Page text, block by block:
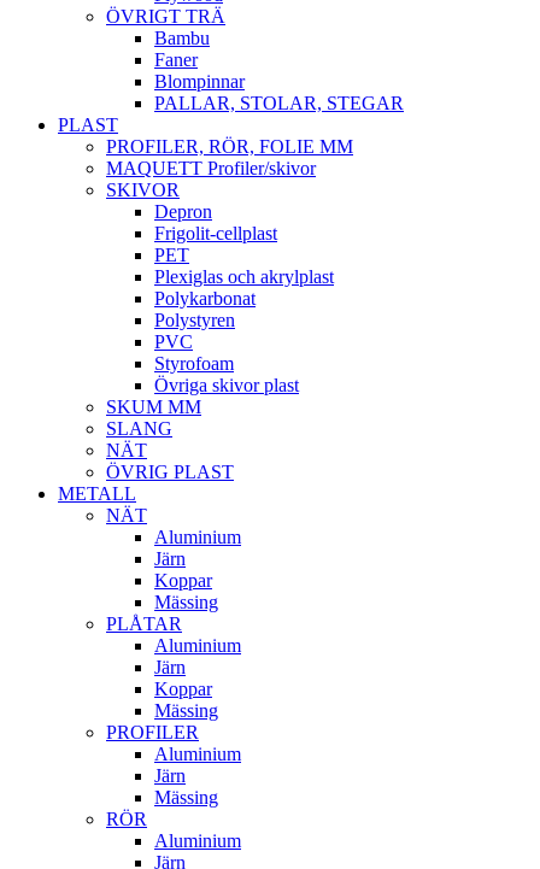
ÖVRIGT TRÄ
Bambu
Faner
Blompinnar
PALLAR, STOLAR, STEGAR
PLAST
PROFILER, RÖR, FOLIE MM
MAQUETT Profiler/skivor
SKIVOR
Depron
Frigolit-cellplast
PET
Plexiglas och akrylplast
Polykarbonat
Polystyren
PVC
Styrofoam
Övriga skivor plast
SKUM MM
SLANG
NÄT
ÖVRIG PLAST
METALL
NÄT
Aluminium
Järn
Koppar
Mässing
PLÅTAR
Aluminium
Järn
Koppar
Mässing
PROFILER
Aluminium
Järn
Mässing
RÖR
Aluminium
Järn